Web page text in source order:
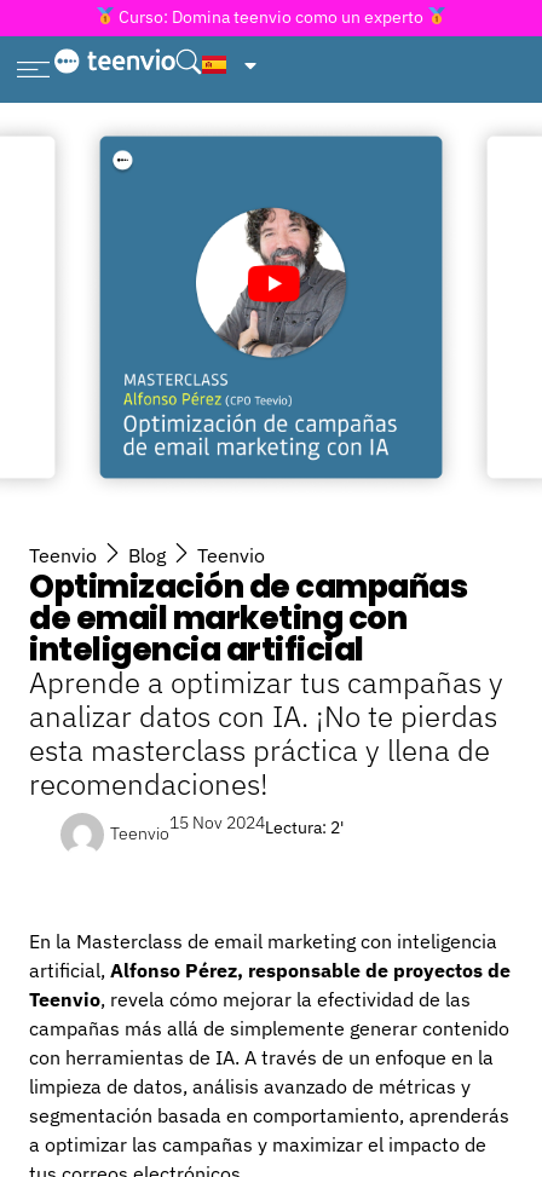
Curso: Domina teenvio como un experto
Teenvio Blog Teenvio
Optimización de campañas
de email marketing con
inteligencia artificial
Aprende a optimizar tus campañas y
analizar datos con IA. ¡No te pierdas
esta masterclass práctica y llena de
recomendaciones!
Teenvio
15 Nov 2024Lectura: 2'
En la Masterclass de email marketing con inteligencia
artificial, Alfonso Pérez, responsable de proyectos de
Teenvio, revela cómo mejorar la efectividad de las
campañas más allá de simplemente generar contenido
con herramientas de IA. A través de un enfoque en la
limpieza de datos, análisis avanzado de métricas y
segmentación basada en comportamiento, aprenderás
a optimizar las campañas y maximizar el impacto de